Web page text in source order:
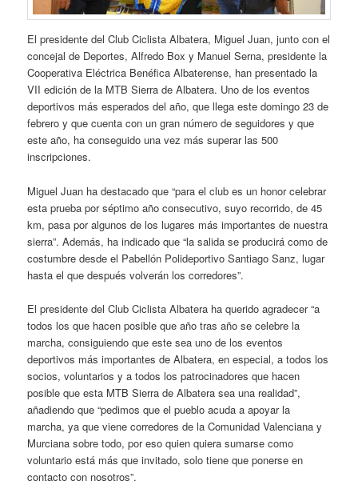
El presidente del Club Ciclista Albatera, Miguel Juan, junto con el
concejal de Deportes, Alfredo Box y Manuel Serna, presidente la
Cooperativa Eléctrica Benéfica Albaterense, han presentado la
VII edición de la MTB Sierra de Albatera. Uno de los eventos
deportivos más esperados del año, que llega este domingo 23 de
febrero y que cuenta con un gran número de seguidores y que
este año, ha conseguido una vez más superar las 500
inscripciones.
Miguel Juan ha destacado que “para el club es un honor celebrar
esta prueba por séptimo año consecutivo, suyo recorrido, de 45
km, pasa por algunos de los lugares más importantes de nuestra
sierra”. Además, ha indicado que “la salida se producirá como de
costumbre desde el Pabellón Polideportivo Santiago Sanz, lugar
hasta el que después volverán los corredores”.
El presidente del Club Ciclista Albatera ha querido agradecer “a
todos los que hacen posible que año tras año se celebre la
marcha, consiguiendo que este sea uno de los eventos
deportivos más importantes de Albatera, en especial, a todos los
socios, voluntarios y a todos los patrocinadores que hacen
posible que esta MTB Sierra de Albatera sea una realidad”,
añadiendo que “pedimos que el pueblo acuda a apoyar la
marcha, ya que viene corredores de la Comunidad Valenciana y
Murciana sobre todo, por eso quien quiera sumarse como
voluntario está más que invitado, solo tiene que ponerse en
contacto con nosotros”.